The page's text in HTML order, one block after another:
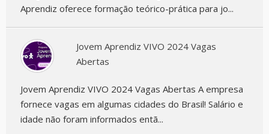
Aprendiz oferece formação teórico-prática para jo...
Jovem Aprendiz VIVO 2024 Vagas
Abertas
Jovem Aprendiz VIVO 2024 Vagas Abertas A empresa
fornece vagas em algumas cidades do Brasil! Salário e
idade não foram informados entã...